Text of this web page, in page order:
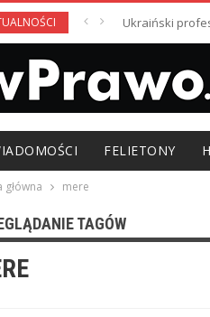
Ukraiński
FELIETONY
główna mere
TAGÓW